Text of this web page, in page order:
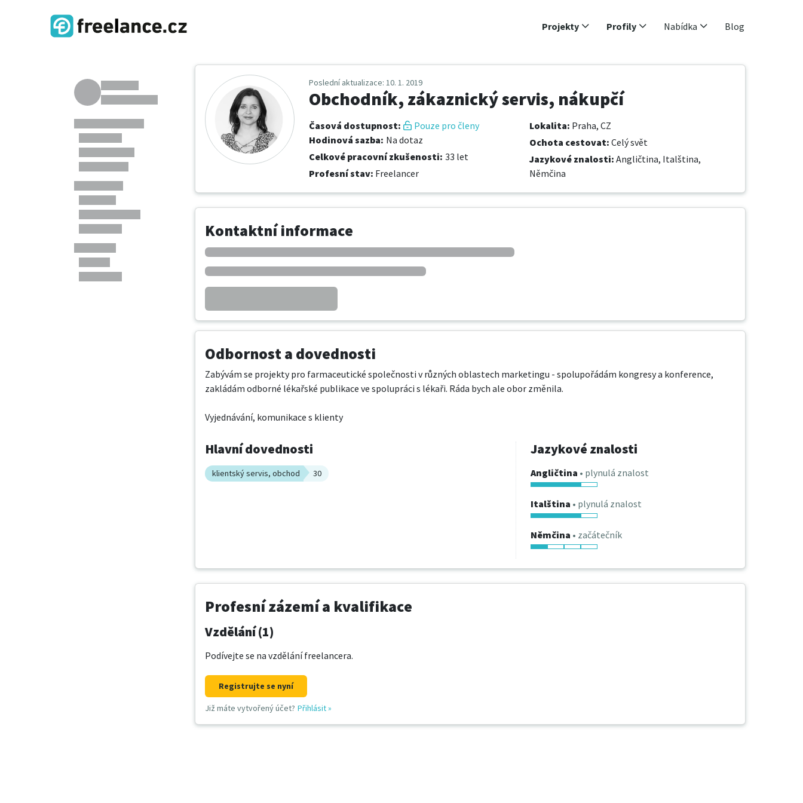
Projekty Profily Nabídka Blog
Poslední aktualizace: 10. 1. 2019
Obchodník, zákaznický servis, nákupčí
Časová dostupnost:
Pouze pro členy
Hodinová sazba: Na dotaz
Celkové pracovní zkušenosti: 33 let
Profesní stav: Freelancer
Lokalita: Praha, CZ
Ochota cestovat: Celý svět
Jazykové znalosti: Angličtina, Italština,
Němčina
Kontaktní informace
Odbornost a dovednosti
Zabývám se projekty pro farmaceutické společnosti v různých oblastech marketingu - spolupořádám kongresy a konference,
zakládám odborné lékařské publikace ve spolupráci s lékaři. Ráda bych ale obor změnila.
Vyjednávání, komunikace s klienty
Hlavní dovednosti
klientský servis, obchod 30
Jazykové znalosti
Angličtina • plynulá znalost
Italština • plynulá znalost
Němčina • začátečník
Profesní zázemí a kvalifikace
Vzdělání (1)
Podívejte se na vzdělání freelancera.
Registrujte se nyní
Již máte vytvořený účet? Přihlásit»